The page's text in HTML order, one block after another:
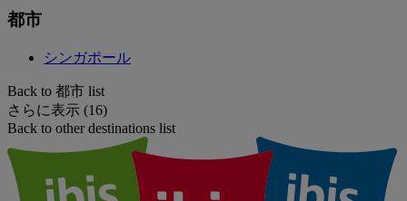
都市
シンガポール
Back to 都市 list
さらに表示 (16)
Back to other destinations list